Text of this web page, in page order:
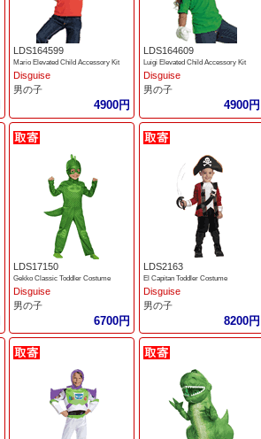
LDS164599
Mario Elevated Child Accessory Kit
Disguise
男の子
4900円
LDS164609
Luigi Elevated Child Accessory Kit
Disguise
男の子
4900円
LDS17150
Gekko Classic Toddler Costume
Disguise
男の子
6700円
LDS2163
El Capitan Toddler Costume
Disguise
男の子
8200円